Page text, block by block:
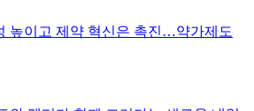
높이고 제약 혁신은 촉진…약가제도